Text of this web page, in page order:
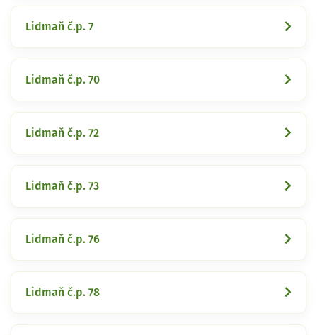
Lidmaň č.p. 7
Lidmaň č.p. 70
Lidmaň č.p. 72
Lidmaň č.p. 73
Lidmaň č.p. 76
Lidmaň č.p. 78